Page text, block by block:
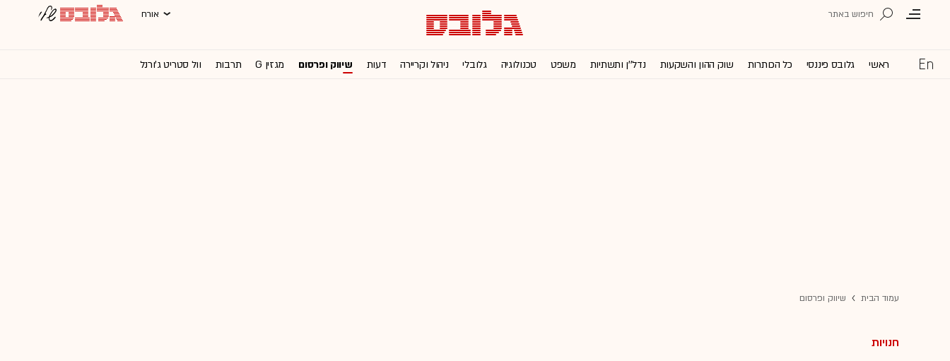
אורח
ראשי גלובס פיננסי כל הכותרות שוק ההון והשקעות נדל''ן ותשתיות משפט טכנולוגיה גלובלי ניהול וקריירה דעות שיווק ופרסום מגזין G תרבות וול סטריט ג'ורנל
עמוד הבית שיווק ופרסום
חנויות